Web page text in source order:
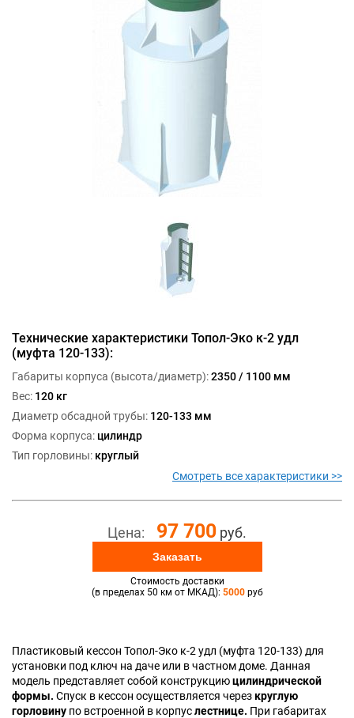
Технические характеристики Топол-Эко к-2 удл
(муфта 120-133):
Габариты корпуса (высота/диаметр):2350 / 1100 мм
Вес: 120 кг
Диаметр обсадной трубы: 120-133 мм
Форма корпуса: цилиндр
Тип горловины: круглый
Смотреть все характеристики >>
Цена: 97 700 руб.
Заказать
Стоимость доставки
(в пределах 50 км от МКАД): 5000руб
Пластиковый кессон Топол-Эко к-2 удл (муфта 120-133) для
установки под ключ на даче или в частном доме. Данная
модель представляет собой конструкциюцилиндрической
формы. Спуск в кессон осуществляется черезкруглую
горловину по встроенной в корпуслестнице. При габаритах